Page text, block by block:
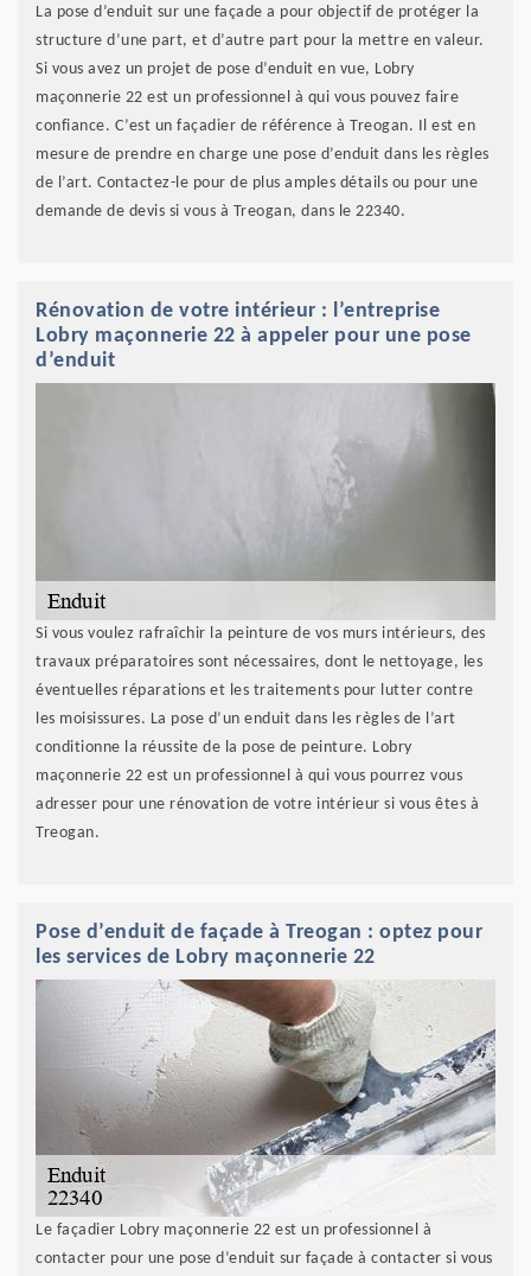
La pose d’enduit sur une façade a pour objectif de protéger la
structure d’une part, et d’autre part pour la mettre en valeur.
Si vous avez un projet de pose d’enduit en vue, Lobry
maçonnerie 22 est un professionnel à qui vous pouvez faire
confiance. C’est un façadier de référence à Treogan. Il est en
mesure de prendre en charge une pose d’enduit dans les règles
de l’art. Contactez-le pour de plus amples détails ou pour une
demande de devis si vous à Treogan, dans le 22340.
Rénovation de votre intérieur : l’entreprise
Lobry maçonnerie 22 à appeler pour une pose
d’enduit
Si vous voulez rafraîchir la peinture de vos murs intérieurs, des
travaux préparatoires sont nécessaires, dont le nettoyage, les
éventuelles réparations et les traitements pour lutter contre
les moisissures. La pose d’un enduit dans les règles de l’art
conditionne la réussite de la pose de peinture. Lobry
maçonnerie 22 est un professionnel à qui vous pourrez vous
adresser pour une rénovation de votre intérieur si vous êtes à
Treogan.
Pose d’enduit de façade à Treogan : optez pour
les services de Lobry maçonnerie 22
Le façadier Lobry maçonnerie 22 est un professionnel à
contacter pour une pose d’enduit sur façade à contacter si vous